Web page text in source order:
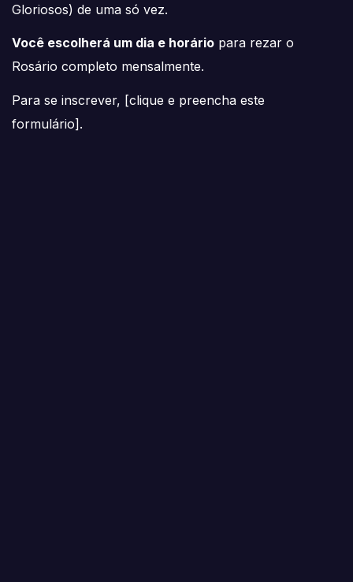
Gloriosos) de uma só vez.
Você escolherá um dia e horário para rezar o
Rosário completo mensalmente.
Para se inscrever, [clique e preencha este
formulário].